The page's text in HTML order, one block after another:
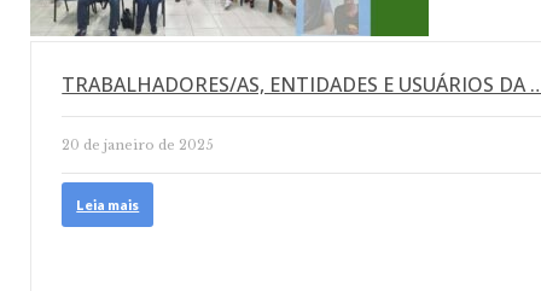
TRABALHADORES/AS, ENTIDADES E USUÁRIOS DA
20 de janeiro de 2025
Leia mais